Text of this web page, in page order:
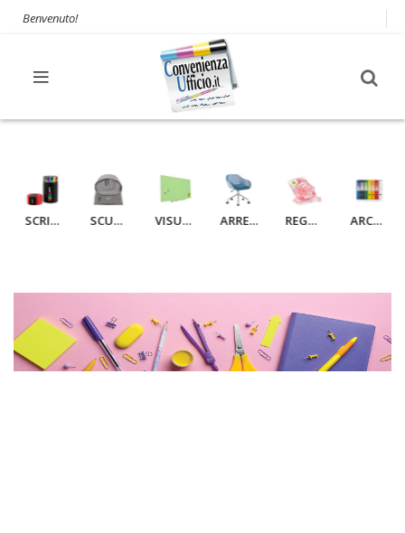
Benvenuto!
SCRITTURA SCUOLA VISUAL & COMUNICAZIONE ARREDAMENTO REGALO ARCHIVIAZIONE